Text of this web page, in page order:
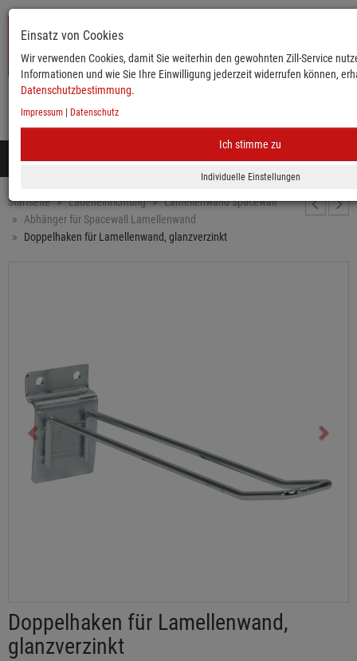
Toggle
Startseite Ladeneinrichtung
Lamellenwand Spacewall
Abhänger für Spacewall Lamellenwand
Doppelhaken für Lamellenwand, glanzverzinkt
Doppelhaken für Lamellenwand,
glanzverzinkt
Einsatz von Cookies
Wir verwenden Cookies, damit Sie weiterhin den gewohnten Zill-Service
Informationen und wie Sie Ihre Einwilligung jederzeit widerrufen können,
Datenschutzbestimmung.
Impressum Datenschutz
Ich stimme zu